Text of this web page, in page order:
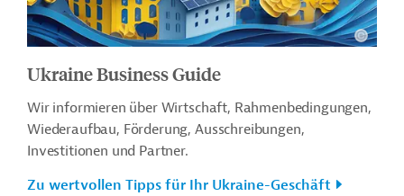
Ukraine Business Guide
Wir informieren über Wirtschaft, Rahmenbedingungen,
Wiederaufbau, Förderung, Ausschreibungen,
Investitionen und Partner.
Zu wertvollen Tipps für Ihr Ukraine-Geschäft